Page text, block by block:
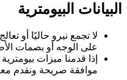
البيانات البيومترية
لا تجمع نيرو حاليًا أو
على الوجه أو بصمات
إذا قدمنا ميزات
موافقة صريحة ونقدم